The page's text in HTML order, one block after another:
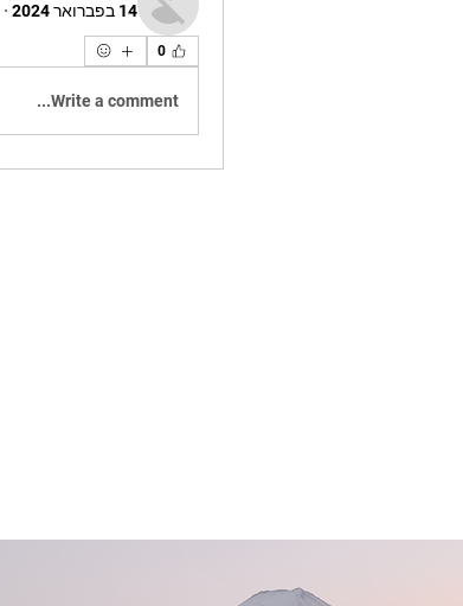
14 בפברואר 2024 ·
0
Write a comment...